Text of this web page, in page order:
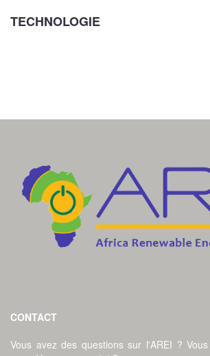
TECHNOLOGIE
CONTACT
Vous avez des questions sur l'AREI ?